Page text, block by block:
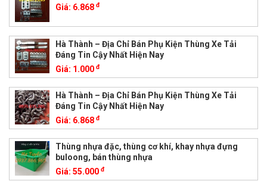
Giá: 6.868 đ
Hà Thành – Địa Chỉ Bán Phụ Kiện Thùng Xe Tải
Đáng Tin Cậy Nhất Hiện Nay
Giá: 1.000 đ
Hà Thành – Địa Chỉ Bán Phụ Kiện Thùng Xe Tải
Đáng Tin Cậy Nhất Hiện Nay
Giá: 6.868 đ
Thùng nhựa đặc, thùng cơ khí, khay nhựa đựng
buloong, bán thùng nhựa
Giá: 55.000 đ